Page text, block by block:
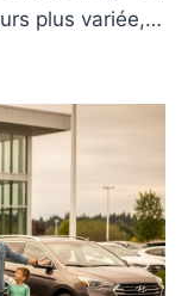
plus variée,…